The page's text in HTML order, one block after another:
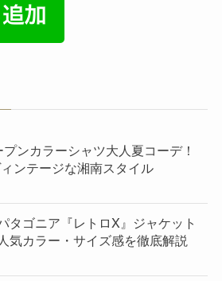
プンカラーシャツ大人夏コーデ！
ンテージな湘南スタイル
タゴニア『レトロX』ジャケット
気カラー・サイズ感を徹底解説